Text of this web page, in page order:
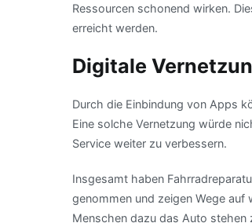
Ressourcen schonend wirken.
erreicht werden.
Digitale
Durch die Einbindung von Apps
Eine solche Vernetzung würde
Service weiter zu verbessern.
Insgesamt haben
genommen und zeigen Wege
Menschen dazu das Auto stehen